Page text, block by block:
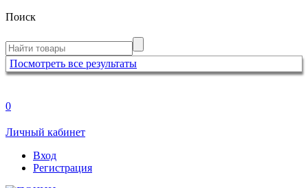
Поиск
Посмотреть все результаты
0
Личный кабинет
Вход
Регистрация